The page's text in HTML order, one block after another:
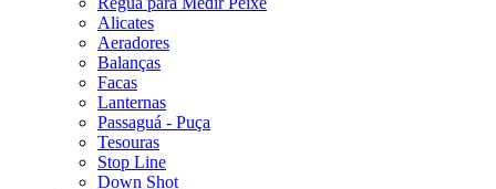
Alicates
Aeradores
Balanças
Facas
Lanternas
Passaguá - Puça
Tesouras
Stop Line
Down Shot